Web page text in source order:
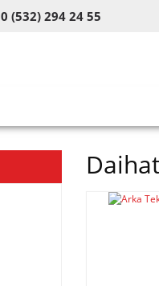
0 (532) 294 24 55